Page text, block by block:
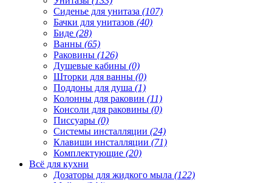
Сиденье для унитаза (107)
Бачки для унитазов (40)
Биде (28)
Ванны (65)
Раковины (126)
Душевые кабины (0)
Шторки для ванны (0)
Поддоны для душа (1)
Колонны для раковин (11)
Консоли для раковины (0)
Писсуары (0)
Системы инсталляции (24)
Клавиши инсталляции (71)
Комплектующие (20)
Всё для кухни
Дозаторы для жидкого мыла (122)